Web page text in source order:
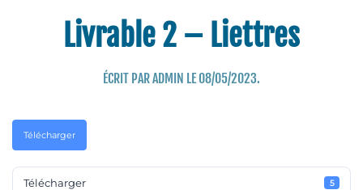
Livrable 2 – Liettres
ÉCRIT PARADMIN LE08/05/2023.
Télécharger
Télécharger 5